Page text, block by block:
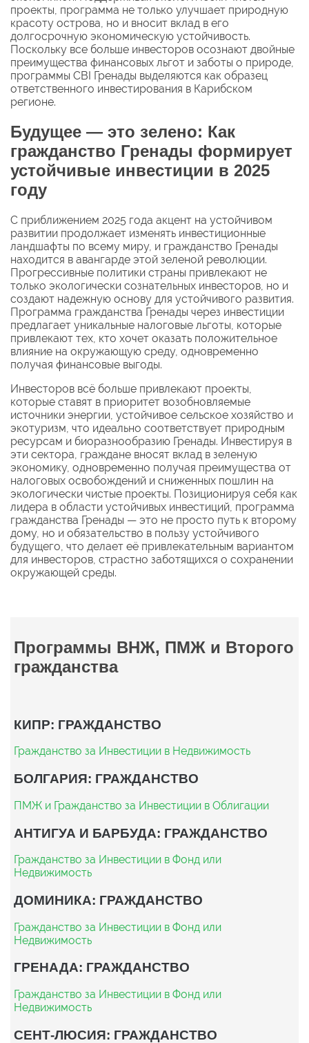
проекты, программа не только улучшает природную
красоту острова, но и вносит вклад в его
долгосрочную экономическую устойчивость.
Поскольку все больше инвесторов осознают двойные
преимущества финансовых льгот и заботы о природе,
программы CBI Гренады выделяются как образец
ответственного инвестирования в Карибском
регионе.
Будущее — это зелено: Как
гражданство Гренады формирует
устойчивые инвестиции в 2025
году
С приближением 2025 года акцент на устойчивом
развитии продолжает изменять инвестиционные
ландшафты по всему миру, и гражданство Гренады
находится в авангарде этой зеленой революции.
Прогрессивные политики страны привлекают не
только экологически сознательных инвесторов, но и
создают надежную основу для устойчивого развития.
Программа гражданства Гренады через инвестиции
предлагает уникальные налоговые льготы, которые
привлекают тех, кто хочет оказать положительное
влияние на окружающую среду, одновременно
получая финансовые выгоды.
Инвесторов всё больше привлекают проекты,
которые ставят в приоритет возобновляемые
источники энергии, устойчивое сельское хозяйство и
экотуризм, что идеально соответствует природным
ресурсам и биоразнообразию Гренады. Инвестируя в
эти сектора, граждане вносят вклад в зеленую
экономику, одновременно получая преимущества от
налоговых освобождений и сниженных пошлин на
экологически чистые проекты. Позиционируя себя как
лидера в области устойчивых инвестиций, программа
гражданства Гренады — это не просто путь к второму
дому, но и обязательство в пользу устойчивого
будущего, что делает её привлекательным вариантом
для инвесторов, страстно заботящихся о сохранении
окружающей среды.
Программы ВНЖ, ПМЖ и Второго
гражданства
КИПР: ГРАЖДАНСТВО
Гражданство за Инвестиции в Недвижимость
БОЛГАРИЯ: ГРАЖДАНСТВО
ПМЖ и Гражданство за Инвестиции в Облигации
АНТИГУА И БАРБУДА: ГРАЖДАНСТВО
Гражданство за Инвестиции в Фонд или
Недвижимость
ДОМИНИКА: ГРАЖДАНСТВО
Гражданство за Инвестиции в Фонд или
Недвижимость
ГРЕНАДА: ГРАЖДАНСТВО
Гражданство за Инвестиции в Фонд или
Недвижимость
СЕНТ-ЛЮСИЯ: ГРАЖДАНСТВО